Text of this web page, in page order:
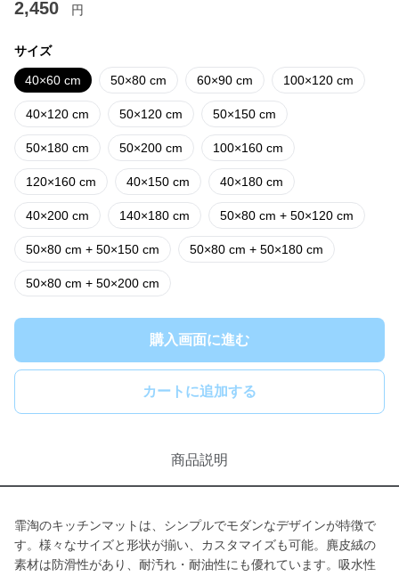
2,450 円
サイズ
40×60 cm 50×80 cm 60×90 cm 100×120 cm
40×120 cm 50×120 cm 50×150 cm
50×180 cm 50×200 cm 100×160 cm
120×160 cm 40×150 cm 40×180 cm
40×200 cm 140×180 cm 50×80 cm + 50×120 cm
50×80 cm + 50×150 cm 50×80 cm + 50×180 cm
50×80 cm + 50×200 cm
購入画面に進む
カートに追加する
商品説明
霏淘のキッチンマットは、シンプルでモダンなデザインが特徴で
す。様々なサイズと形状が揃い、カスタマイズも可能。麂皮絨の
素材は防滑性があり、耐汚れ・耐油性にも優れています。吸水性